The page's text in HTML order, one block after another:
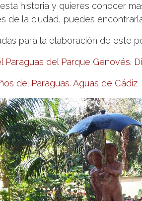
historia y quieres conocer
de la ciudad, puedes
para la elaboración de este
Paraguas del Parque Genovés.
del Paraguas. Aguas de Cádiz